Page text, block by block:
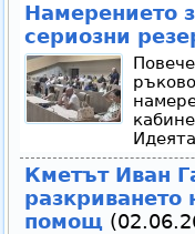
Намерението
сериозни
Кметът Иван
помощ